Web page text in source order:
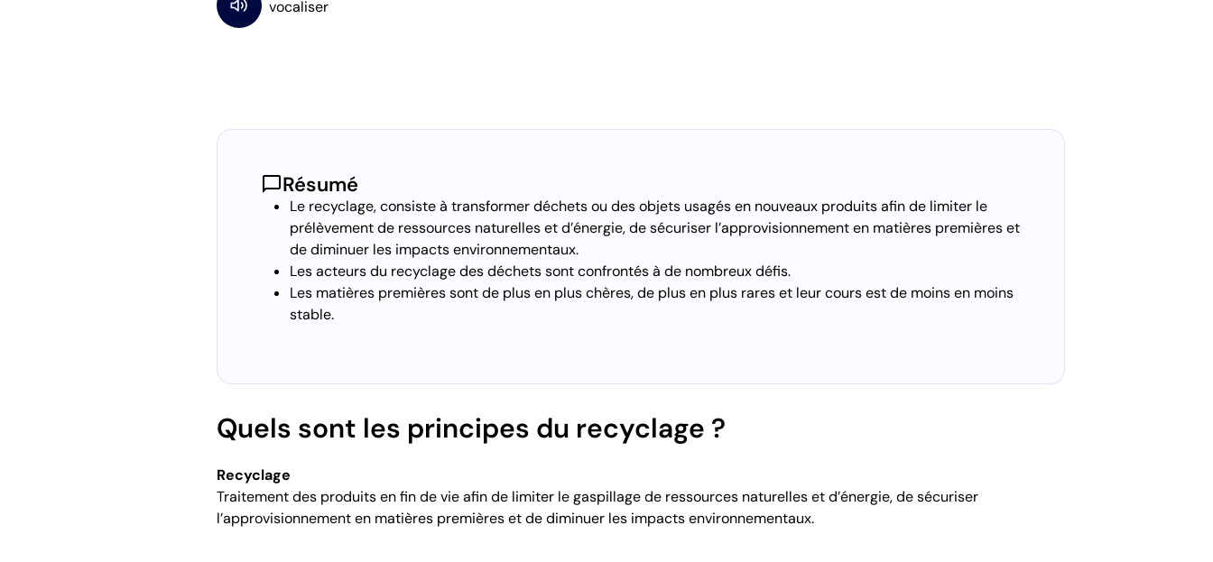
chat_bubbleRésumé
Le recyclage, consiste à transformer déchets ou des objets usagés en nouveaux produits afin de limiter le
prélèvement de ressources naturelles et d’énergie, de sécuriser l’approvisionnement en matières premières et
de diminuer les impacts environnementaux.
Les acteurs du recyclage des déchets sont confrontés à de nombreux défis.
Les matières premières sont de plus en plus chères, de plus en plus rares et leur cours est de moins en moins
stable.
Quels sont les principes du recyclage ?
Recyclage
Traitement des produits en fin de vie afin de limiter le gaspillage de ressources naturelles et d’énergie, de sécuriser
l’approvisionnement en matières premières et de diminuer les impacts environnementaux.